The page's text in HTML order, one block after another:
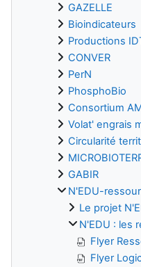
GAZELLE
Bioindicateurs
Productions
CONVER
PerN
PhosphoBio
Consortium
Volat' engrais
Circularité
GABIR
N'EDU-
Le projet
N'EDU : les
Flyer
Flyer